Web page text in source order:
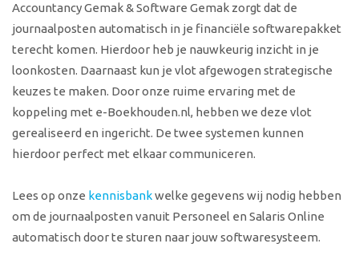
Accountancy Gemak & Software Gemak zorgt dat de
journaalposten automatisch in je financiële softwarepakket
terecht komen. Hierdoor heb je nauwkeurig inzicht in je
loonkosten. Daarnaast kun je vlot afgewogen strategische
keuzes te maken. Door onze ruime ervaring met de
koppeling met e-Boekhouden.nl, hebben we deze vlot
gerealiseerd en ingericht. De twee systemen kunnen
hierdoor perfect met elkaar communiceren.
Lees op onze kennisbankwelke gegevens wij nodig hebben
om de journaalposten vanuit Personeel en Salaris Online
automatisch door te sturen naar jouw softwaresysteem.